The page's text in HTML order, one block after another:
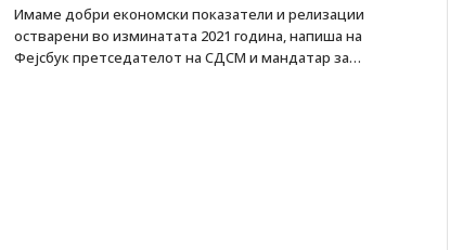
Имаме добри економски показатели и релизации
остварени во изминатата 2021 година, напиша на
Фејсбук претседателот на СДСМ и мандатар за…